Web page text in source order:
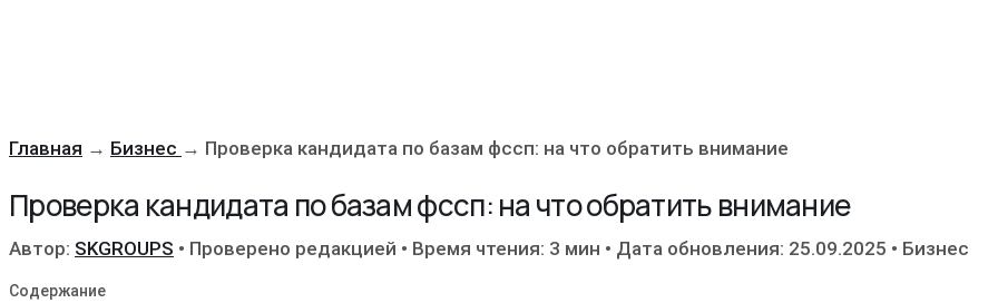
Главная → Бизнес → Проверка кандидата по базам фссп: на что обратить внимание
Проверка кандидата по базам фссп: на что обратить внимание
Автор: SKGROUPS • Проверено редакцией • Время чтения: 3 мин • Дата обновления: 25.09.2025 • Бизнес
Содержание